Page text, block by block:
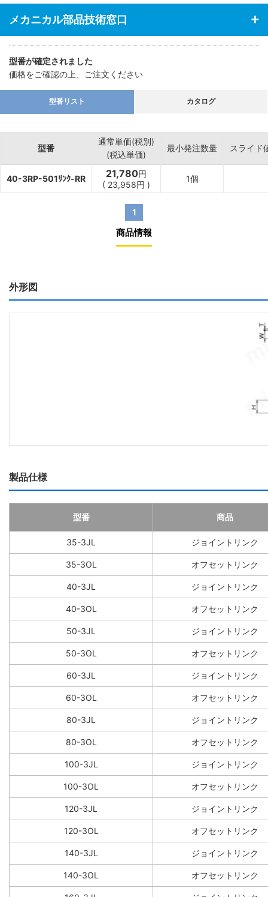
メカニカル部品技術窓口
型番が確定されました
価格をご確認の上、ご注文ください
型番リスト カタログ
型番
通常単価(税別)
(税込単価)
最小発注数量 スライド
40-3RP-501ﾘﾝｸ-RR 21,780円
( 23,958円 )
1個
1
商品情報
外形図
製品仕様
型番 商品
35-3JL ジョイントリンク
35-3OL オフセットリンク
40-3JL ジョイントリンク
40-3OL オフセットリンク
50-3JL ジョイントリンク
50-3OL オフセットリンク
60-3JL ジョイントリンク
60-3OL オフセットリンク
80-3JL ジョイントリンク
80-3OL オフセットリンク
100-3JL ジョイントリンク
100-3OL オフセットリンク
120-3JL ジョイントリンク
120-3OL オフセットリンク
140-3JL ジョイントリンク
140-3OL オフセットリンク